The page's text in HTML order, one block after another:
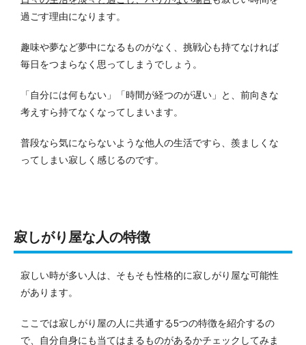
過ごす理由になります。
趣味や夢など夢中になるものがなく、挑戦心も持てなければ
毎日をつまらなく思ってしまうでしょう。
「自分には何もない」「時間が経つのが遅い」と、前向きな
考えすら持てなくなってしまいます。
普段なら気にならないような他人の生活ですら、羨ましくな
ってしまい寂しく感じるのです。
寂しがり屋な人の特徴
寂しい時が多い人は、そもそも性格的に寂しがり屋な可能性
があります。
ここでは寂しがり屋の人に共通する5つの特徴を紹介するの
で、自分自身にも当てはまるものがあるかチェックしてみま